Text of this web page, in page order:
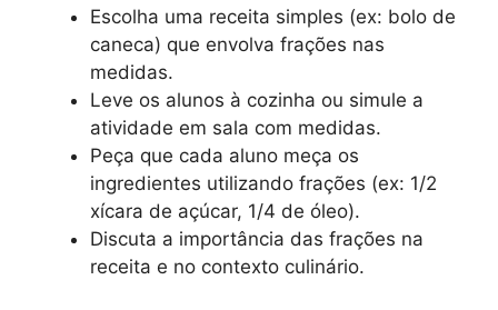
Escolha uma receita simples (ex: bolo de
caneca) que envolva frações nas
medidas.
Leve os alunos à cozinha ou simule a
atividade em sala com medidas.
Peça que cada aluno meça os
ingredientes utilizando frações (ex: 1/2
xícara de açúcar, 1/4 de óleo).
Discuta a importância das frações na
receita e no contexto culinário.